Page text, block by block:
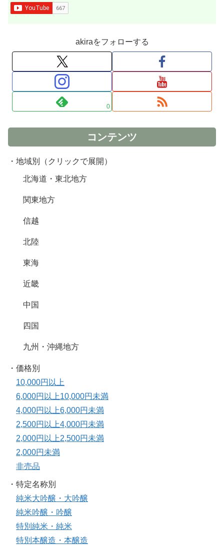
akiraをフォローする
0
コンテンツ
・地域別（クリックで展開）
北海道・東北地方
関東地方
信越
北陸
東海
近畿
中国
四国
九州・沖縄地方
・価格別
10,000円以上
6,000円以上10,000円未満
4,000円以上6,000円未満
2,500円以上4,000円未満
2,000円以上2,500円未満
2,000円未満
非売品
・特定名称別
純米大吟醸・大吟醸
純米吟醸・吟醸
特別純米・純米
特別本醸造・本醸造